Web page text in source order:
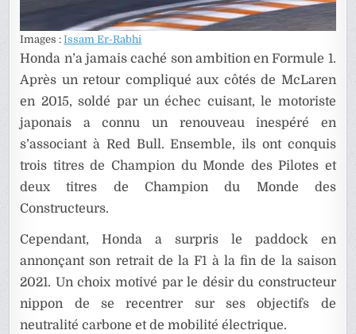
Images :Issam Er-Rabhi
Honda n’a jamais caché son ambition en Formule 1.
Après un retour compliqué aux côtés de McLaren
en 2015, soldé par un échec cuisant, le motoriste
japonais a connu un renouveau inespéré en
s’associant à Red Bull. Ensemble, ils ont conquis
trois titres de Champion du Monde des Pilotes et
deux titres de Champion du Monde des
Constructeurs.
Cependant, Honda a surpris le paddock en
annonçant son retrait de la F1 à la fin de la saison
2021. Un choix motivé par le désir du constructeur
nippon de se recentrer sur ses objectifs de
neutralité carbone et de mobilité électrique.